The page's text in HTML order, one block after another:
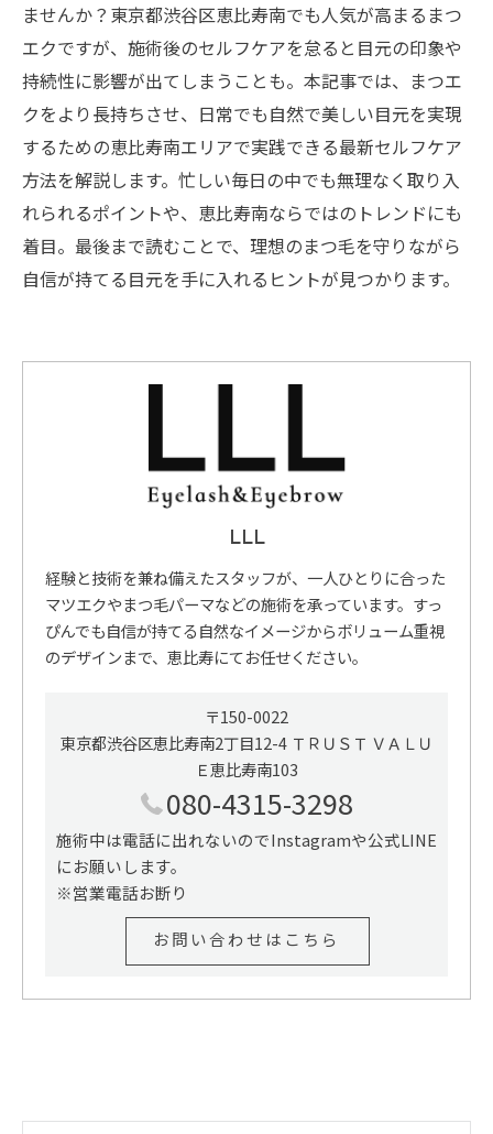
ませんか？東京都渋谷区恵比寿南でも人気が高まるまつ
エクですが、施術後のセルフケアを怠ると目元の印象や
持続性に影響が出てしまうことも。本記事では、まつエ
クをより長持ちさせ、日常でも自然で美しい目元を実現
するための恵比寿南エリアで実践できる最新セルフケア
方法を解説します。忙しい毎日の中でも無理なく取り入
れられるポイントや、恵比寿南ならではのトレンドにも
着目。最後まで読むことで、理想のまつ毛を守りながら
自信が持てる目元を手に入れるヒントが見つかります。
LLL
経験と技術を兼ね備えたスタッフが、一人ひとりに合った
マツエクやまつ毛パーマなどの施術を承っています。すっ
ぴんでも自信が持てる自然なイメージからボリューム重視
のデザインまで、恵比寿にてお任せください。
〒150-0022
東京都渋谷区恵比寿南2丁目12-4 ＴＲＵＳＴ ＶＡＬＵ
Ｅ恵比寿南103
080-4315-3298
施術中は電話に出れないのでInstagramや公式LINE
にお願いします。
※営業電話お断り
お問い合わせはこちら